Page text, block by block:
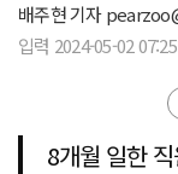
배주현 기자
입력 2024-05-02
8개월 일한